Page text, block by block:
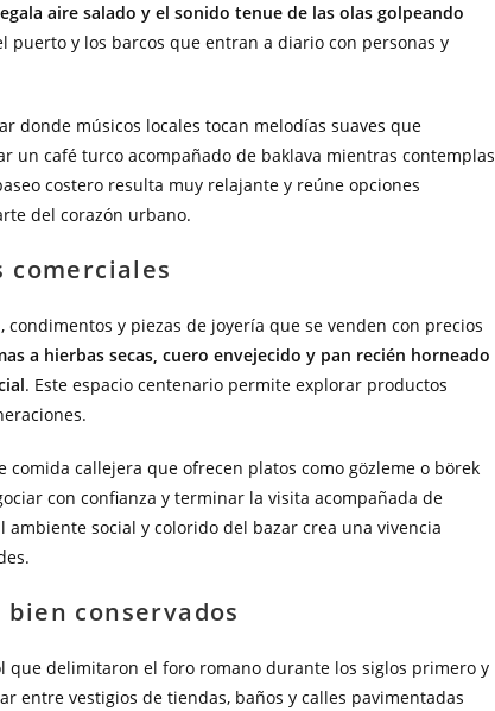
aire salado y el sonido tenue de las olas golpeando
puerto y los barcos que entran a diario con personas y
donde músicos locales tocan melodías suaves que
café turco acompañado de baklava mientras contemplas
costero resulta muy relajante y reúne opciones
del corazón urbano.
comerciales
y piezas de joyería que se venden con precios
a hierbas secas, cuero envejecido y pan recién horneado
. Este espacio centenario permite explorar productos
callejera que ofrecen platos como gözleme o börek
con confianza y terminar la visita acompañada de
social y colorido del bazar crea una vivencia
conservados
que delimitaron el foro romano durante los siglos primero y
entre vestigios de tiendas, baños y calles pavimentadas